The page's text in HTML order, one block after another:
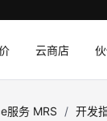
云商店
服务 MRS / 开发